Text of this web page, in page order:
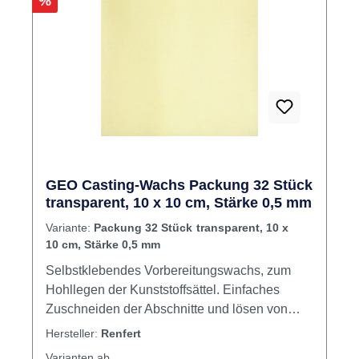
GEO Casting-Wachs Packung 32 Stück
transparent, 10 x 10 cm, Stärke 0,5 mm
Variante: Packung 32 Stück transparent, 10 x
10 cm, Stärke 0,5 mm
Selbstklebendes Vorbereitungswachs, zum
Hohllegen der Kunststoffsättel. Einfaches
Zuschneiden der Abschnitte und lösen von
Klebefolie. Sehr gute Anpassung an
Hersteller: Renfert